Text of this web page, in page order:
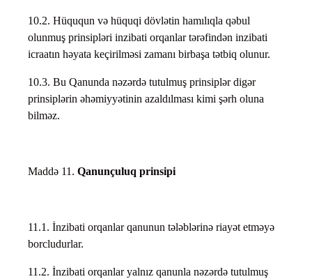
10.2. Hüququn və hüquqi dövlətin hamılıqla qəbul
olunmuş prinsipləri inzibati orqanlar tərəfindən inzibati
icraatın həyata keçirilməsi zamanı birbaşa tətbiq olunur.
10.3. Bu Qanunda nəzərdə tutulmuş prinsiplər digər
prinsiplərin əhəmiyyətinin azaldılması kimi şərh oluna
bilməz.
Maddə 11. Qanunçuluq prinsipi
11.1. İnzibati orqanlar qanunun tələblərinə riayət etməyə
borcludurlar.
11.2. İnzibati orqanlar yalnız qanunla nəzərdə tutulmuş